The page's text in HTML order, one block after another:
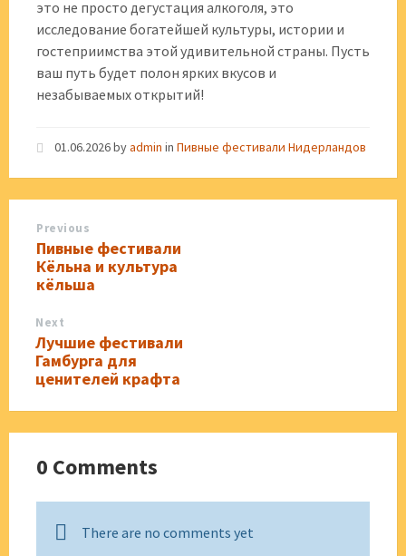
это не просто дегустация алкоголя, это
исследование богатейшей культуры, истории и
гостеприимства этой удивительной страны. Пусть
ваш путь будет полон ярких вкусов и
незабываемых открытий!
01.06.2026byadmin in Пивные фестивали Нидерландов
Previous
Пивные фестивали
Кёльна и культура
кёльша
Next
Лучшие фестивали
Гамбурга для
ценителей крафта
0 Comments
There are no comments yet